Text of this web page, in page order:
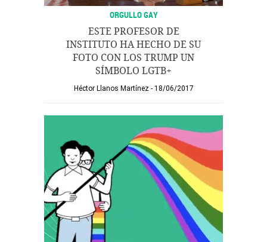
ORGULLO GAY
ESTE PROFESOR DE
INSTITUTO HA HECHO DE SU
FOTO CON LOS TRUMP UN
SÍMBOLO LGTB+
Héctor Llanos Martínez 18/06/2017